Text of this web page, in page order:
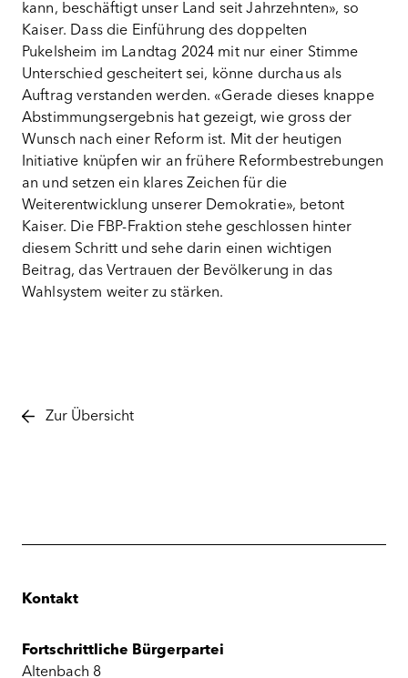
kann, beschäftigt unser Land seit Jahrzehnten», so
Kaiser. Dass die Einführung des doppelten
Pukelsheim im Landtag 2024 mit nur einer Stimme
Unterschied gescheitert sei, könne durchaus als
Auftrag verstanden werden. «Gerade dieses knappe
Abstimmungsergebnis hat gezeigt, wie gross der
Wunsch nach einer Reform ist. Mit der heutigen
Initiative knüpfen wir an frühere Reformbestrebungen
an und setzen ein klares Zeichen für die
Weiterentwicklung unserer Demokratie», betont
Kaiser. Die FBP-Fraktion stehe geschlossen hinter
diesem Schritt und sehe darin einen wichtigen
Beitrag, das Vertrauen der Bevölkerung in das
Wahlsystem weiter zu stärken.
Zur Übersicht
Kontakt
Fortschrittliche Bürgerpartei
Altenbach 8